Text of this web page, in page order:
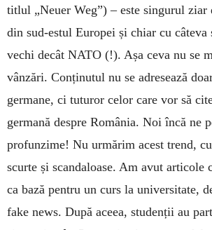
titlul „Neuer Weg”) – este singurul ziar
din sud-estul Europei și chiar cu câteva
vechi decât NATO (!). Așa ceva nu se
vânzări. Conținutul nu se adresează
germane, ci tuturor celor care vor să
germană despre România. Noi încă ne
profunzime! Nu urmărim acest trend,
scurte și scandaloase. Am avut articole
ca bază pentru un curs la universitate,
fake news. După aceea, studenții au